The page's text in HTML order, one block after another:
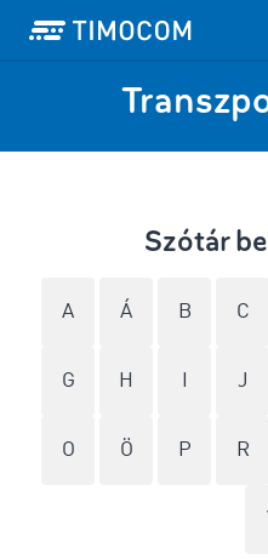
Szótár
A Á B C
G H J
O Ö P R